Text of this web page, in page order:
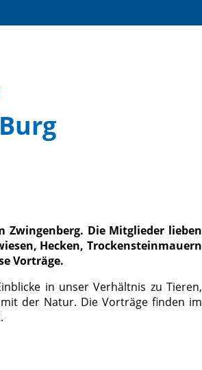
Die Mitglieder lieben
Hecken, Trockensteinmauern
Vorträge.
in unser Verhältnis zu Tieren,
der Natur. Die Vorträge finden im